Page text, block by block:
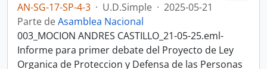
AN-SG-17-SP-4-3 · U.D.Simple · 2025-05-21
Parte deAsamblea Nacional
003_MOCION ANDRES CASTILLO_21-05-25.eml-
Informe para primer debate del Proyecto de Ley
Organica de Proteccion y Defensa de las Personas